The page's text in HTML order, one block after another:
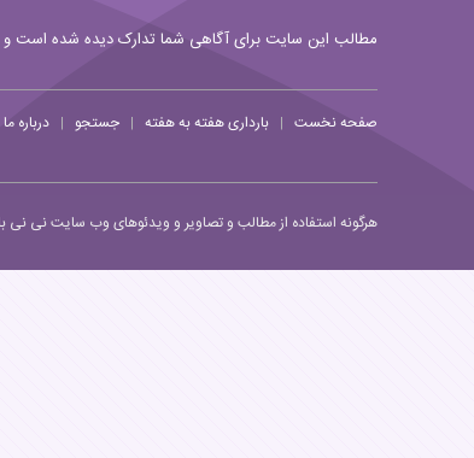
مطالب این سایت برای آگاهی شما تدارک دیده شده است
صفحه نخست | بارداری هفته به هفته | جستجو | درباره ما
هرگونه استفاده از مطالب و تصاویر و ویدئوهای وب سایت نی نی